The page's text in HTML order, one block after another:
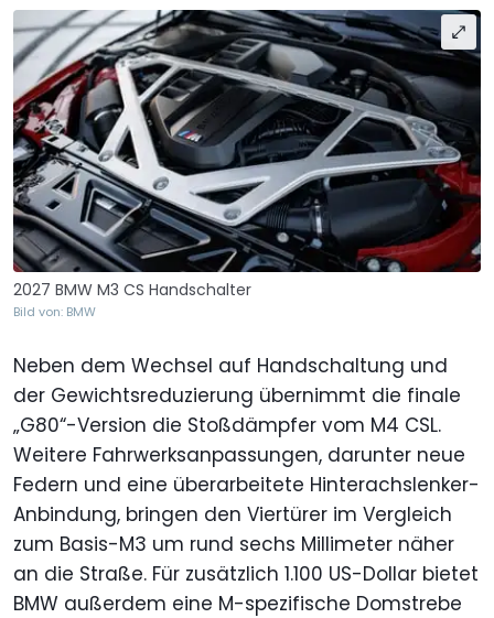
2027 BMW M3 CS Handschalter
Bild von: BMW
Neben dem Wechsel auf Handschaltung und
der Gewichtsreduzierung übernimmt die finale
„G80“-Version die Stoßdämpfer vom M4 CSL.
Weitere Fahrwerksanpassungen, darunter neue
Federn und eine überarbeitete Hinterachslenker-
Anbindung, bringen den Viertürer im Vergleich
zum Basis-M3 um rund sechs Millimeter näher
an die Straße. Für zusätzlich 1.100 US-Dollar bietet
BMW außerdem eine M-spezifische Domstrebe